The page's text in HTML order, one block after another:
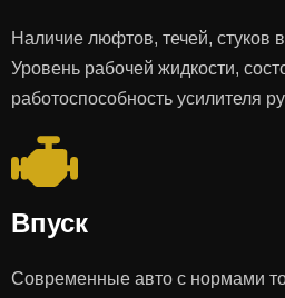
Наличие люфтов, течей, стуков
Уровень рабочей жидкости,
работоспособность усилителя
Впуск
Современные авто с нормами